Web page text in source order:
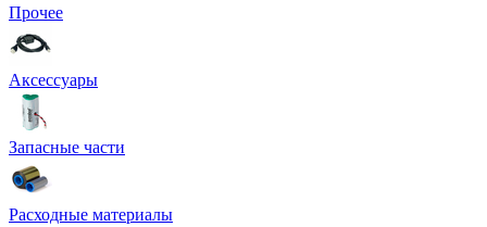
Прочее
Аксессуары
Запасные части
Расходные материалы